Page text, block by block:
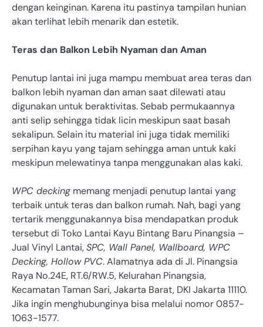
dengan keinginan. Karena itu pastinya tampilan hunian
akan terlihat lebih menarik dan estetik.
Teras dan Balkon Lebih Nyaman dan Aman
Penutup lantai ini juga mampu membuat area teras dan
balkon lebih nyaman dan aman saat dilewati atau
digunakan untuk beraktivitas. Sebab permukaannya
anti selip sehingga tidak licin meskipun saat basah
sekalipun. Selain itu material ini juga tidak memiliki
serpihan kayu yang tajam sehingga aman untuk kaki
meskipun melewatinya tanpa menggunakan alas kaki.
WPC decking memang menjadi penutup lantai yang
terbaik untuk teras dan balkon rumah. Nah, bagi yang
tertarik menggunakannya bisa mendapatkan produk
tersebut di Toko Lantai Kayu Bintang Baru Pinangsia –
Jual Vinyl Lantai,SPC, Wall Panel, Wallboard, WPC
Decking, Hollow PVC. Alamatnya ada di Jl. Pinangsia
Raya No.24E, RT.6/RW.5, Kelurahan Pinangsia,
Kecamatan Taman Sari, Jakarta Barat, DKI Jakarta 11110.
Jika ingin menghubunginya bisa melalui nomor 0857-
1063-1577.